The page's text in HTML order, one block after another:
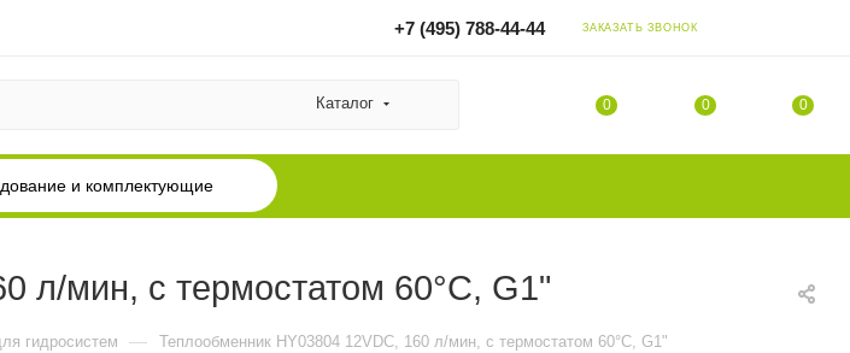
+7 (495) 788-44-44 ЗАКАЗАТЬ ЗВОНОК
Каталог 0 0 0
и комплектующие
л/мин, с термостатом 60°C, G1"
гидросистем — Теплообменник HY03804 12VDC, 160 л/мин, с термостатом 60°C, G1"